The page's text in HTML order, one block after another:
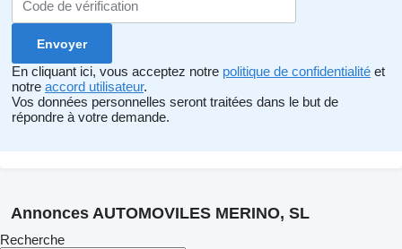
En cliquant ici, vous acceptez notre politique de confidentialité et
notre accord utilisateur.
Vos données personnelles seront traitées dans le but de
répondre à votre demande.
Annonces AUTOMOVILES MERINO, SL
Recherche